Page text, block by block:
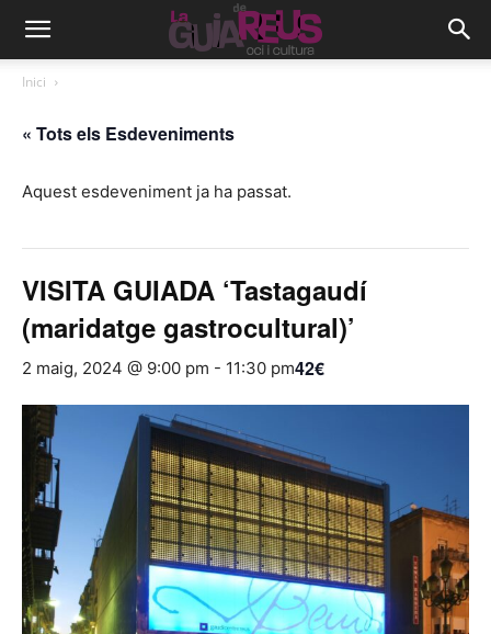
Inici
« Tots els Esdeveniments
Aquest esdeveniment ja ha passat.
VISITA GUIADA ‘Tastagaudí
(maridatge gastrocultural)’
2 maig, 2024 @ 9:00 pm - 11:30 pm42€